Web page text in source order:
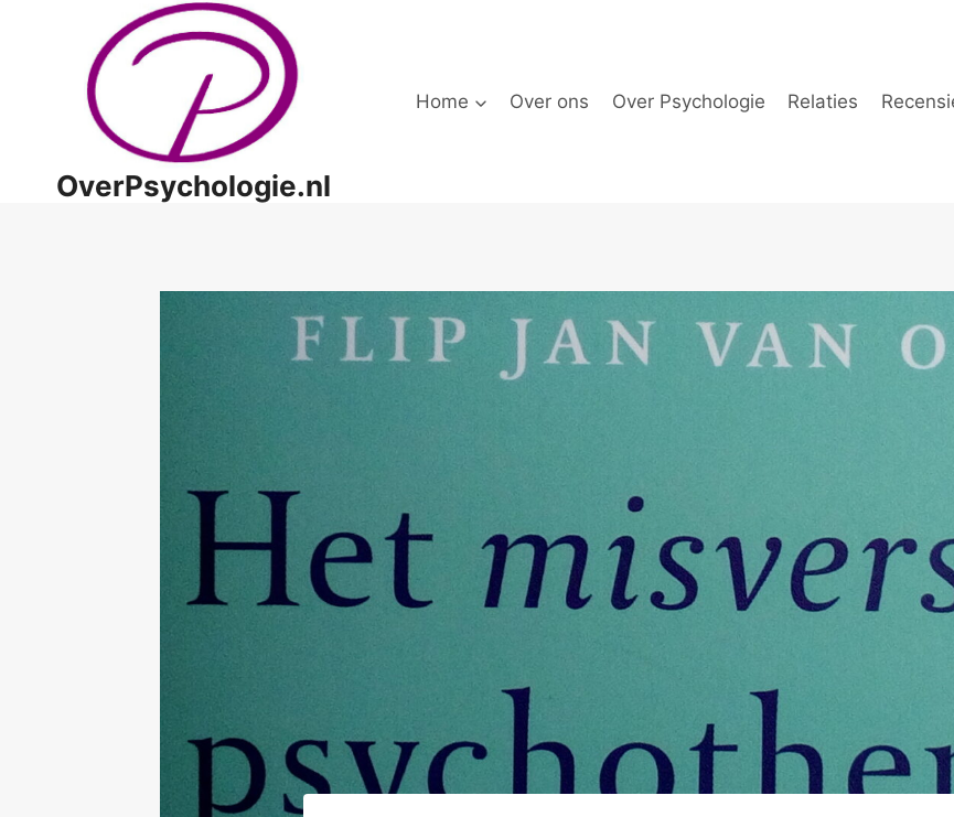
OverPsychologie.nl
Home Over ons Over Psychologie Relaties